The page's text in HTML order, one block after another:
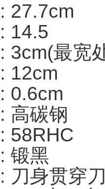
27.7cm
14.5
3cm(最宽
12cm
0.6cm
高碳钢
58RHC
锻黑
刀身贯穿